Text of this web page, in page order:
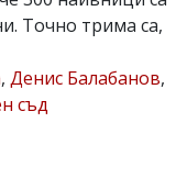
Точно трима са,
, Денис Балабанов,
съд